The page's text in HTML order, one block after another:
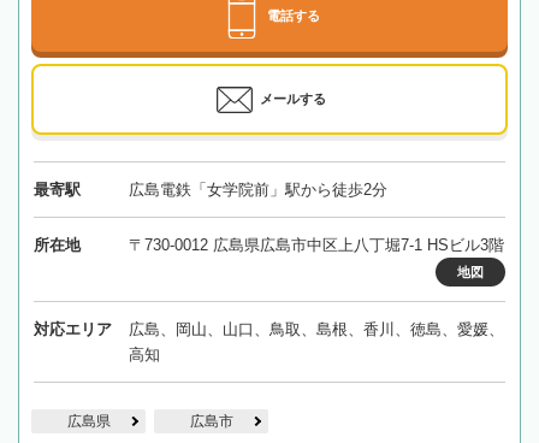
電話する
メールする
最寄駅 広島電鉄「女学院前」駅から徒歩2分
所在地 〒730-0012 広島県広島市中区上八丁堀7-1 HSビル3階
地図
対応エリア
広島、岡山、山口、鳥取、島根、香川、徳島、愛媛、
高知
広島県 広島市